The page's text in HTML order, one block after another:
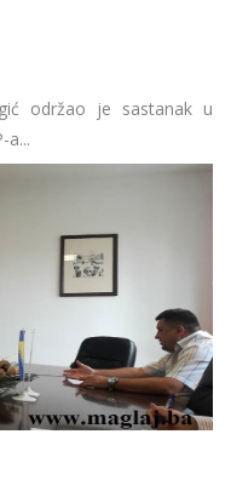
održao je sastanak u
a...